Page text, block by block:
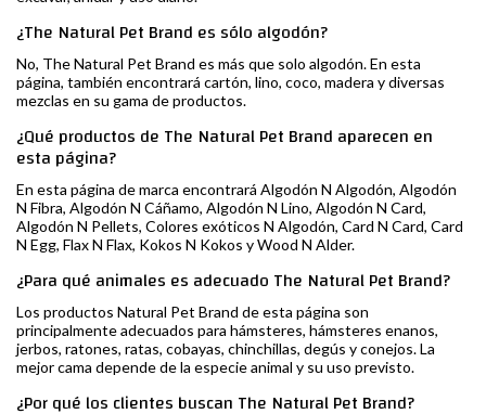
¿The Natural Pet Brand es sólo algodón?
No, The Natural Pet Brand es más que solo algodón. En esta
página, también encontrará cartón, lino, coco, madera y diversas
mezclas en su gama de productos.
¿Qué productos de The Natural Pet Brand aparecen en
esta página?
En esta página de marca encontrará Algodón N Algodón, Algodón
N Fibra, Algodón N Cáñamo, Algodón N Lino, Algodón N Card,
Algodón N Pellets, Colores exóticos N Algodón, Card N Card, Card
N Egg, Flax N Flax, Kokos N Kokos y Wood N Alder.
¿Para qué animales es adecuado The Natural Pet Brand?
Los productos Natural Pet Brand de esta página son
principalmente adecuados para hámsteres, hámsteres enanos,
jerbos, ratones, ratas, cobayas, chinchillas, degús y conejos. La
mejor cama depende de la especie animal y su uso previsto.
¿Por qué los clientes buscan The Natural Pet Brand?